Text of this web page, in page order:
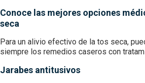
Conoce las mejores opciones
seca
Para un alivio efectivo de la tos seca,
siempre los remedios caseros con
Jarabes antitusivos